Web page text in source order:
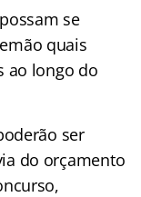
se
quais
ao longo do
ser
do orçamento